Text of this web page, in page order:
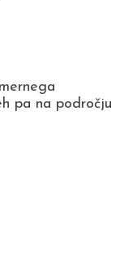
pa na področju